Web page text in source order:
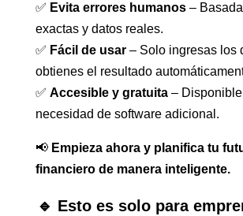
✅ Evita errores humanos–
exactas y datos reales.
✅ Fácil de usar– Solo ingresas los
obtienes el resultado
✅ Accesible y gratuita–
necesidad de software adicional.
📢 Empieza ahora y planifica tu
financiero de manera inteligente.
🔹 Esto es solo para